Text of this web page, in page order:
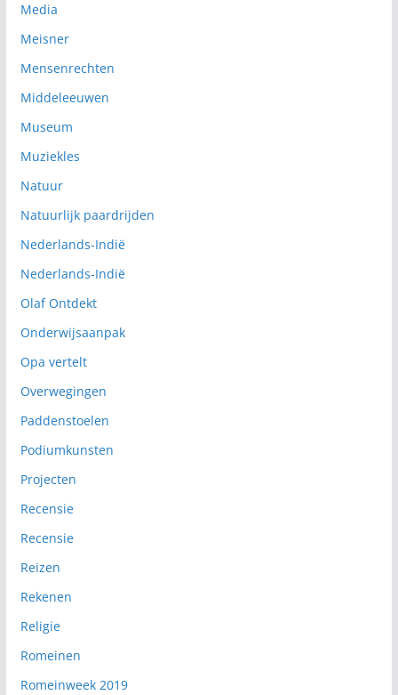
Media
Meisner
Mensenrechten
Middeleeuwen
Museum
Muziekles
Natuur
Natuurlijk paardrijden
Nederlands-Indië
Nederlands-Indië
Olaf Ontdekt
Onderwijsaanpak
Opa vertelt
Overwegingen
Paddenstoelen
Podiumkunsten
Projecten
Recensie
Recensie
Reizen
Rekenen
Religie
Romeinen
Romeinweek 2019